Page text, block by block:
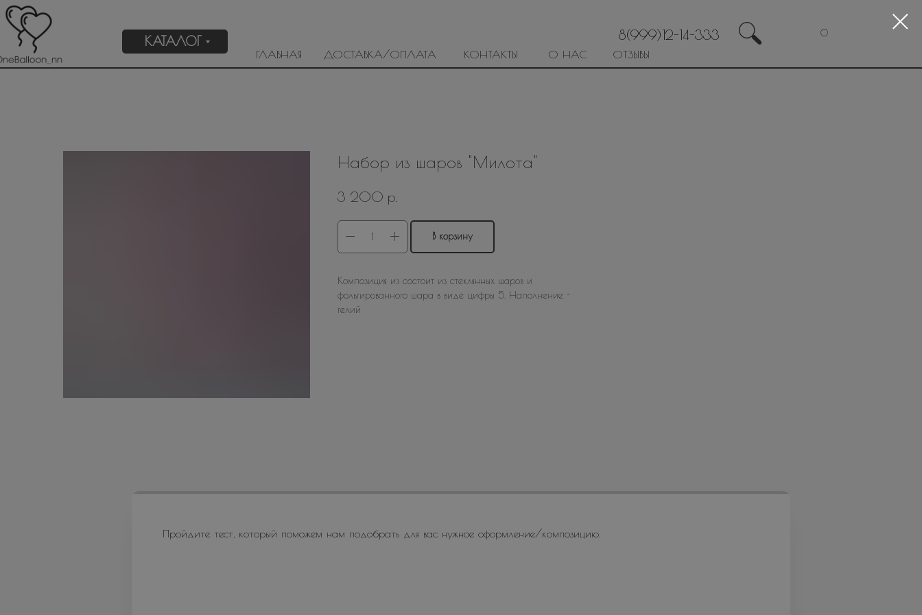
0
8(999)12-14-333
ДОСТАВКА/ОПЛАТА
ГЛАВНАЯ КОНТАКТЫ О НАС ОТЗЫВЫ
КАТАЛОГ
Набор из шаров "Милота"
3 200 р.
В корзину
Композиция из состоит из стеклянных шаров и
фольгированного шара в виде цифры 5. Наполнение -
гелий
Пройдите тест, который поможем нам подобрать для вас нужное оформление/композицию.